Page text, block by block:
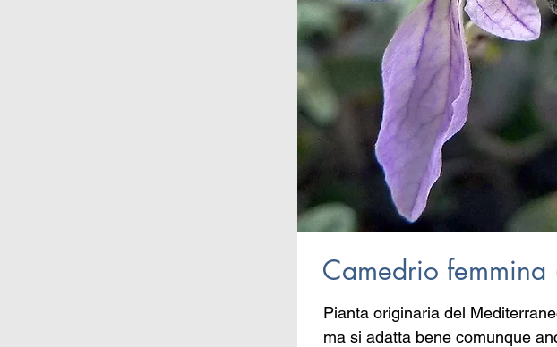
Camedrio femmina
Pianta originaria del
ma si adatta bene comunque